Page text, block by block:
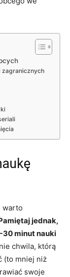
zagranicznych
warto
jednak,
30 minut nauki
chwila, którą
(to mniej niż
swoje